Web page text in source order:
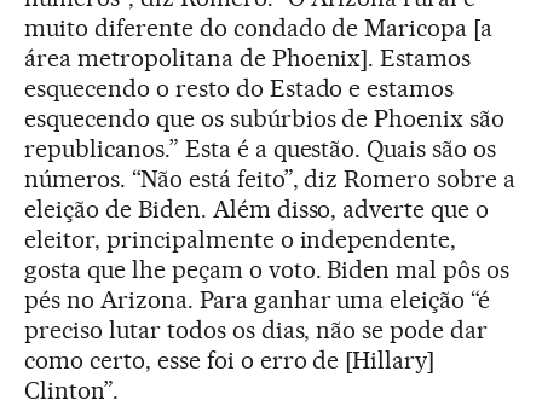
muito diferente do condado de Maricopa [a
área metropolitana de Phoenix]. Estamos
esquecendo o resto do Estado e estamos
esquecendo que os subúrbios de Phoenix são
republicanos.” Esta é a questão. Quais são os
números. “Não está feito”, diz Romero sobre a
eleição de Biden. Além disso, adverte que o
eleitor, principalmente o independente,
gosta que lhe peçam o voto. Biden mal pôs os
pés no Arizona. Para ganhar uma eleição “é
preciso lutar todos os dias, não se pode dar
como certo, esse foi o erro de [Hillary]
Clinton”.